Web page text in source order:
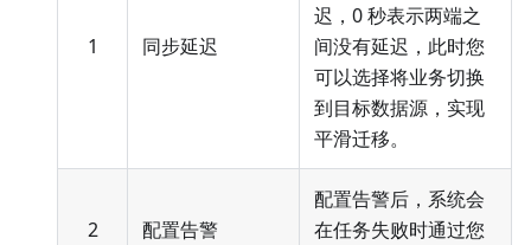
1 同步延迟
迟，0 秒表示两端之
间没有延迟，此时您
可以选择将业务切换
到目标数据源，实现
平滑迁移。
2 配置告警
配置告警后，系统会
在任务失败时通过您